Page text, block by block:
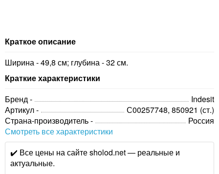
Краткое описание
Ширина - 49,8 см; глубина - 32 см.
Краткие характеристики
Бренд -
Indesit
Артикул -
С00257748, 850921 (ст.)
Страна-производитель -
Россия
Смотреть все характеристики
✔️ Все цены на сайте sholod.net — реальные и
актуальные.